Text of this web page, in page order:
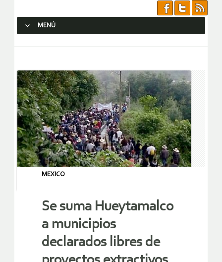
MENÚ
MEXICO
Se suma Hueytamalco
a municipios
declarados libres de